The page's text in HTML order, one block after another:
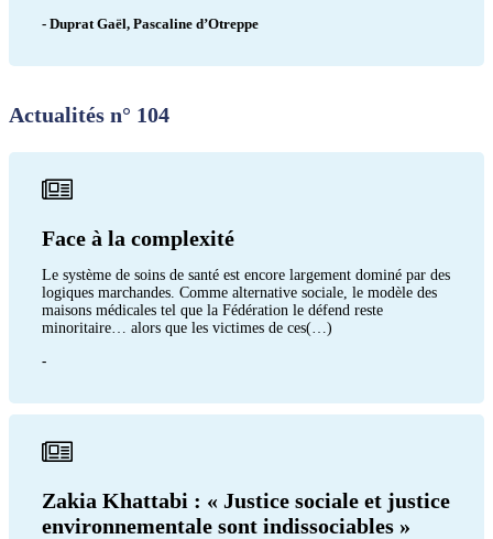
- Duprat Gaël, Pascaline d’Otreppe
Actualités n° 104
Face à la complexité
Le système de soins de santé est encore largement dominé par des
logiques marchandes. Comme alternative sociale, le modèle des
maisons médicales tel que la Fédération le défend reste
minoritaire… alors que les victimes de ces(…)
-
Zakia Khattabi : « Justice sociale et justice
environnementale sont indissociables »